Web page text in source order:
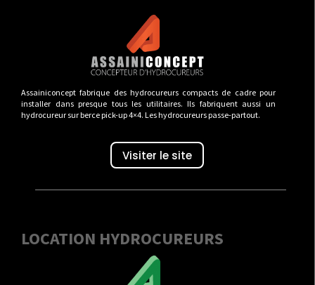
Assainiconcept fabrique des hydrocureurs compacts de cadre pour
installer dans presque tous les utilitaires. Ils fabriquent aussi un
hydrocureur sur berce pick-up 4×4. Les hydrocureurs passe-partout.
Visiter le site
LOCATION HYDROCUREURS